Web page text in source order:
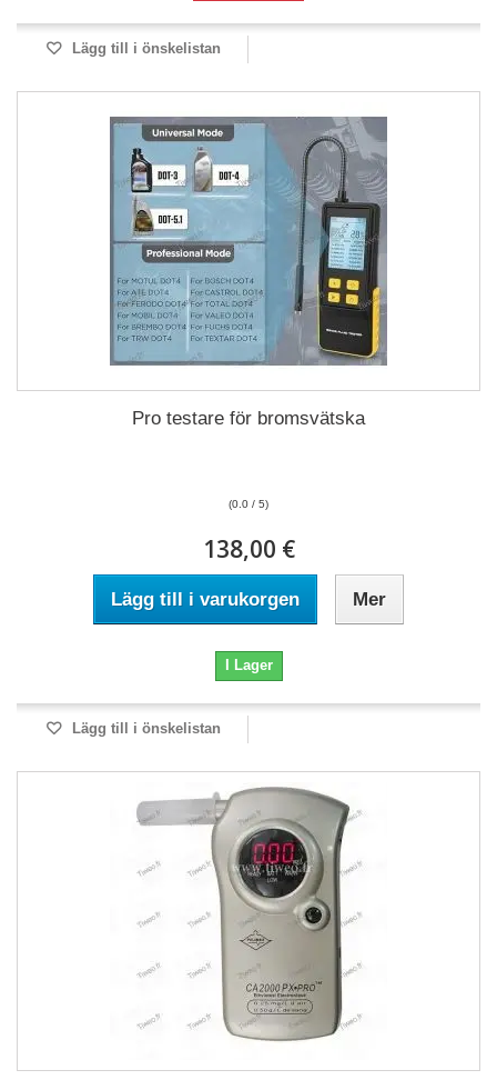
Lägg till i önskelistan
Pro testare för bromsvätska
(0.0 / 5)
138,00 €
Lägg till i varukorgen Mer
I Lager
Lägg till i önskelistan